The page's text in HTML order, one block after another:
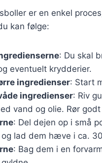
er en enkel
kan følge:
: Du skal
eventuelt krydderier.
ingredienser: Start
ingredienser: Riv
vand og olie. Rør
: Del dejen op i små
lad dem hæve i ca.
: Bag dem i en